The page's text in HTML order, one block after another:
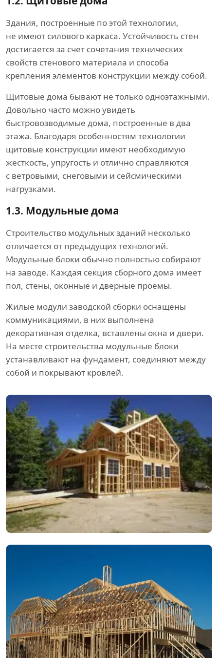
Здания, построенные по этой технологии,
не имеют силового каркаса. Устойчивость стен
достигается за счет сочетания технических
свойств стенового материала и способа
крепления элементов конструкции между собой.
Щитовые дома бывают не только одноэтажными.
Довольно часто можно увидеть
быстровозводимые дома, построенные в два
этажа. Благодаря особенностям технологии
щитовые конструкции имеют необходимую
жесткость, упругость и отлично справляются
с ветровыми, снеговыми и сейсмическими
нагрузками.
1.3. Модульные дома
Строительство модульных зданий несколько
отличается от предыдущих технологий.
Модульные блоки обычно полностью собирают
на заводе. Каждая секция сборного дома имеет
пол, стены, оконные и дверные проемы.
Жилые модули заводской сборки оснащены
коммуникациями, в них выполнена
декоративная отделка, вставлены окна и двери.
На месте строительства модульные блоки
устанавливают на фундамент, соединяют между
собой и покрывают кровлей.